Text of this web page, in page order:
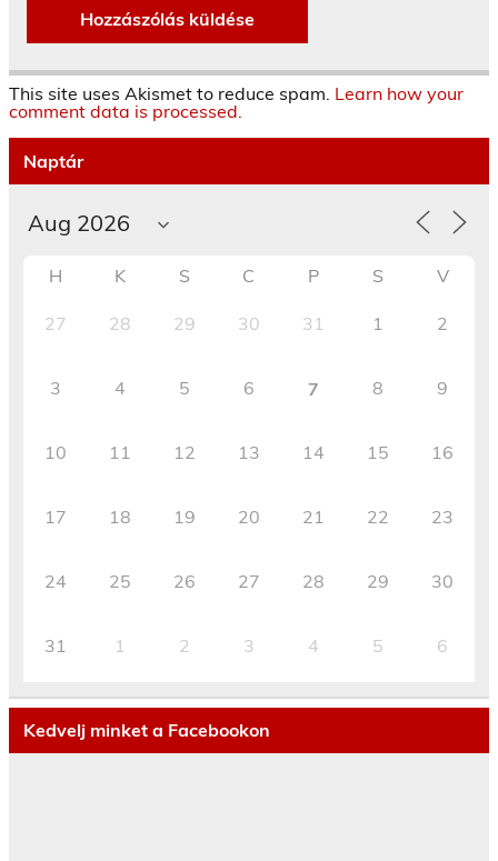
This site uses Akismet to reduce spam. Learn how your
comment data is processed.
Naptár
H K S C P S V
27 28 29 30 31 1 2
3 4 5 6 7 8 9
10 11 12 13 14 15 16
17 18 19 20 21 22 23
24 25 26 27 28 29 30
31 1 2 3 4 5 6
Kedvelj minket a Facebookon